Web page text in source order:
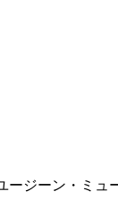
ジーン・ミュ